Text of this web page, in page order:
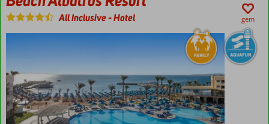
All Inclusive-Hotel gem